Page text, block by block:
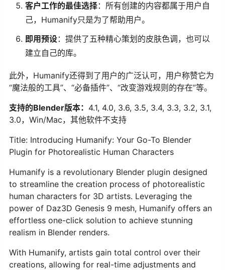
客户工作的最佳选择：所有创建的内容都属于用户自
己，Humanify只是为了帮助用户。
即用预设：提供了五种精心策划的皮肤色调，也可以
建立自己的库。
此外，Humanify还得到了用户的广泛认可，用户称赞它为
“魔法般的工具”、“必备插件”、“改变游戏规则的存在”等。
支持的Blender版本： 4.1, 4.0, 3.6, 3.5, 3.4, 3.3, 3.2, 3.1,
3.0，Win/Mac，其他软件不支持
Title: Introducing Humanify: Your Go-To Blender
Plugin for Photorealistic Human Characters
Humanify is a revolutionary Blender plugin designed
to streamline the creation process of photorealistic
human characters for 3D artists. Leveraging the
power of Daz3D Genesis 9 mesh, Humanify offers an
effortless one-click solution to achieve stunning
realism in Blender renders.
With Humanify, artists gain total control over their
creations, allowing for real-time adjustments and